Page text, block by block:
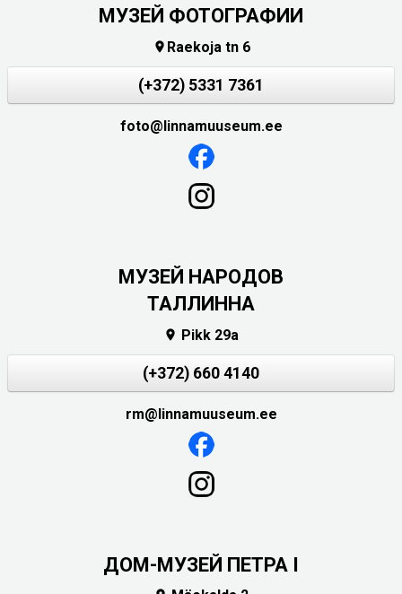
МУЗЕЙ ФОТОГРАФИИ
 Raekoja tn 6
(+372) 5331 7361
foto@linnamuuseum.ee
MУЗЕЙ НАРОДОВ
ТАЛЛИННА
 Pikk 29a
(+372) 660 4140
rm@linnamuuseum.ee
ДОМ-МУЗЕЙ ПЕТРА I